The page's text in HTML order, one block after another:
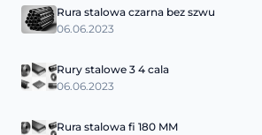
Rura stalowa czarna bez szwu
06.06.2023
Rury stalowe 3 4 cala
06.06.2023
Rura stalowa fi 180 MM